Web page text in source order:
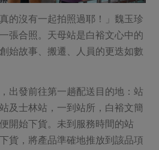
的沒有一起拍照過耶！」魏玉珍
張合照。天母站是白裕文心中的
始故事、搬遷、人員的更迭如數
出發前往第一趟配送目的地：站
及士林站，一到站所，白裕文簡
開始下貨。未到服務時間的站
貨，將產品準確地推放到該品項